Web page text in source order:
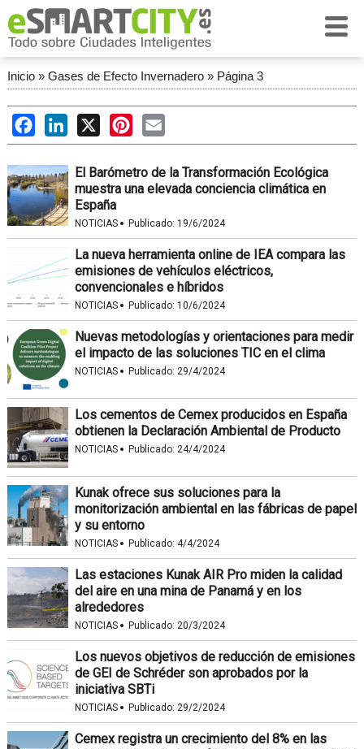
Inicio» Gases de Efecto Invernadero» Página 3
FacebookLinkedIn
X PinterestEmail
El Barómetro de la Transformación Ecológica
muestra una elevada conciencia climática en
España
NOTICIAS · Publicado: 19/6/2024
La nueva herramienta online de IEA compara las
emisiones de vehículos eléctricos,
convencionales e híbridos
NOTICIAS · Publicado: 10/6/2024
Nuevas metodologías y orientaciones para medir
el impacto de las soluciones TIC en el clima
NOTICIAS · Publicado: 29/4/2024
Los cementos de Cemex producidos en España
obtienen la Declaración Ambiental de Producto
NOTICIAS · Publicado: 24/4/2024
Kunak ofrece sus soluciones para la
monitorización ambiental en las fábricas de papel
y su entorno
NOTICIAS · Publicado: 4/4/2024
Las estaciones Kunak AIR Pro miden la calidad
del aire en una mina de Panamá y en los
alrededores
NOTICIAS · Publicado: 20/3/2024
Los nuevos objetivos de reducción de emisiones
de GEI de Schréder son aprobados por la
iniciativa SBTi
NOTICIAS · Publicado: 29/2/2024
Cemex registra un crecimiento del 8% en las